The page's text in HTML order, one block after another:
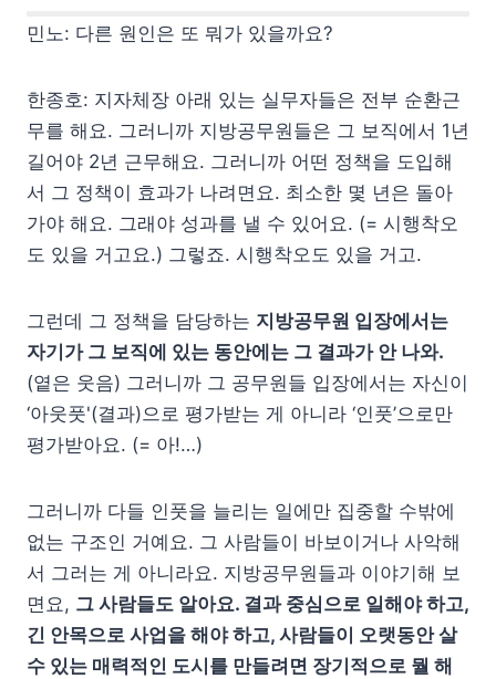
민노: 다른 원인은 또 뭐가 있을까요?
한종호: 지자체장 아래 있는 실무자들은 전부 순환근
무를 해요. 그러니까 지방공무원들은 그 보직에서 1년
길어야 2년 근무해요. 그러니까 어떤 정책을 도입해
서 그 정책이 효과가 나려면요. 최소한 몇 년은 돌아
가야 해요. 그래야 성과를 낼 수 있어요. (= 시행착오
도 있을 거고요.) 그렇죠. 시행착오도 있을 거고.
그런데 그 정책을 담당하는 지방공무원 입장에서는
자기가 그 보직에 있는 동안에는 그 결과가 안 나와.
(옅은 웃음) 그러니까 그 공무원들 입장에서는 자신이
‘아웃풋'(결과)으로 평가받는 게 아니라 ‘인풋’으로만
평가받아요. (= 아!…)
그러니까 다들 인풋을 늘리는 일에만 집중할 수밖에
없는 구조인 거예요. 그 사람들이 바보이거나 사악해
서 그러는 게 아니라요. 지방공무원들과 이야기해 보
면요, 그 사람들도 알아요. 결과 중심으로 일해야 하고,
긴 안목으로 사업을 해야 하고, 사람들이 오랫동안 살
수 있는 매력적인 도시를 만들려면 장기적으로 뭘 해